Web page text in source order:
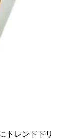
トレンドドリ